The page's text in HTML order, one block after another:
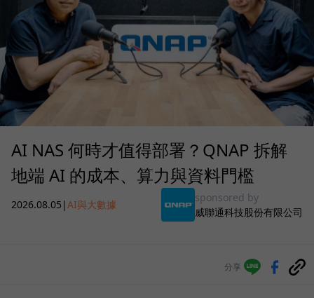
AI NAS 何時才值得部署？QNAP 拆解
地端 AI 的成本、算力與資料門檻
2026.08.05 |AI與大數據
sponsored by
威聯通科技股份有限公司
分享